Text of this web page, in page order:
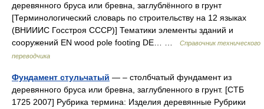
деревянного бруса или бревна, заглублённого в грунт
[Терминологический словарь по строительству на 12 языках
(ВНИИИС Госстроя СССР)] Тематики элементы зданий и
сооружений EN wood pole footing DE… …
Справочник технического
переводчика
Фундамент стульчатый — – столбчатый фундамент из
деревянного бруса или бревна, заглубленного в грунт. [СТБ
1725 2007] Рубрика термина: Изделия деревянные Рубрики